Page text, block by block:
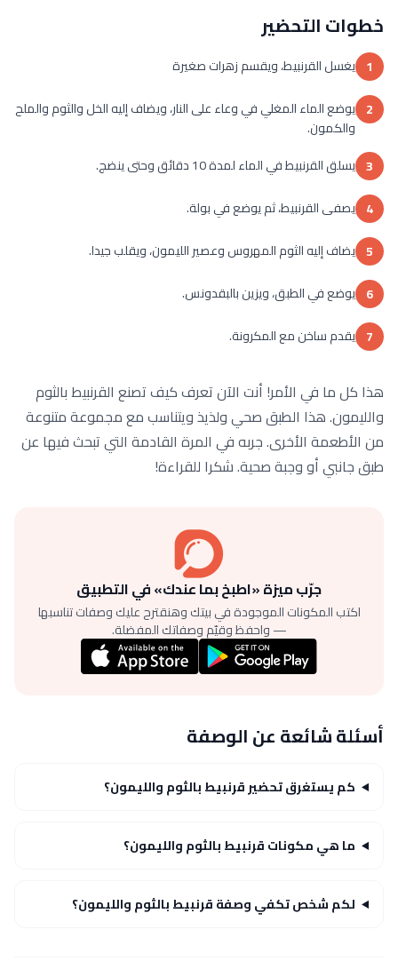
خطوات التحضير
1 يغسل القرنبيط، ويقسم زهرات صغيرة
2 يوضع الماء المغلي في وعاء على النار، ويضاف إليه الخل والثوم والملح
والكمون.
3 يسلق القرنبيط في الماء لمدة 10 دقائق وحتى ينضج.
4 يصفى القرنبيط، ثم يوضع في بولة.
5 يضاف إليه الثوم المهروس وعصير الليمون، ويقلب جيدا.
6 يوضع في الطبق، ويزين بالبقدونس.
7 يقدم ساخن مع المكرونة.
هذا كل ما في الأمر! أنت الآن تعرف كيف تصنع القرنبيط بالثوم
والليمون. هذا الطبق صحي ولذيذ ويتناسب مع مجموعة متنوعة
من الأطعمة الأخرى. جربه في المرة القادمة التي تبحث فيها عن
طبق جانبي أو وجبة صحية. شكرا للقراءة!
جرّب ميزة «اطبخ بما عندك» في التطبيق
اكتب المكونات الموجودة في بيتك وهنقترح عليك وصفات تناسبها
— واحفظ وقيّم وصفاتك المفضلة.
أسئلة شائعة عن الوصفة
كم يستغرق تحضير قرنبيط بالثوم والليمون؟
ما هي مكونات قرنبيط بالثوم والليمون؟
لكم شخص تكفي وصفة قرنبيط بالثوم والليمون؟